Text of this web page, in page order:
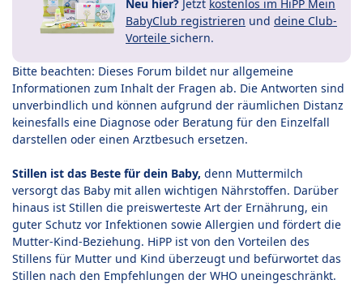
Neu hier? Jetzt kostenlos im HiPP Mein
BabyClub registrieren und deine Club-
Vorteile sichern.
Bitte beachten: Dieses Forum bildet nur allgemeine
Informationen zum Inhalt der Fragen ab. Die Antworten sind
unverbindlich und können aufgrund der räumlichen Distanz
keinesfalls eine Diagnose oder Beratung für den Einzelfall
darstellen oder einen Arztbesuch ersetzen.
Stillen ist das Beste für dein Baby, denn Muttermilch
versorgt das Baby mit allen wichtigen Nährstoffen. Darüber
hinaus ist Stillen die preiswerteste Art der Ernährung, ein
guter Schutz vor Infektionen sowie Allergien und fördert die
Mutter-Kind-Beziehung. HiPP ist von den Vorteilen des
Stillens für Mutter und Kind überzeugt und befürwortet das
Stillen nach den Empfehlungen der WHO uneingeschränkt.